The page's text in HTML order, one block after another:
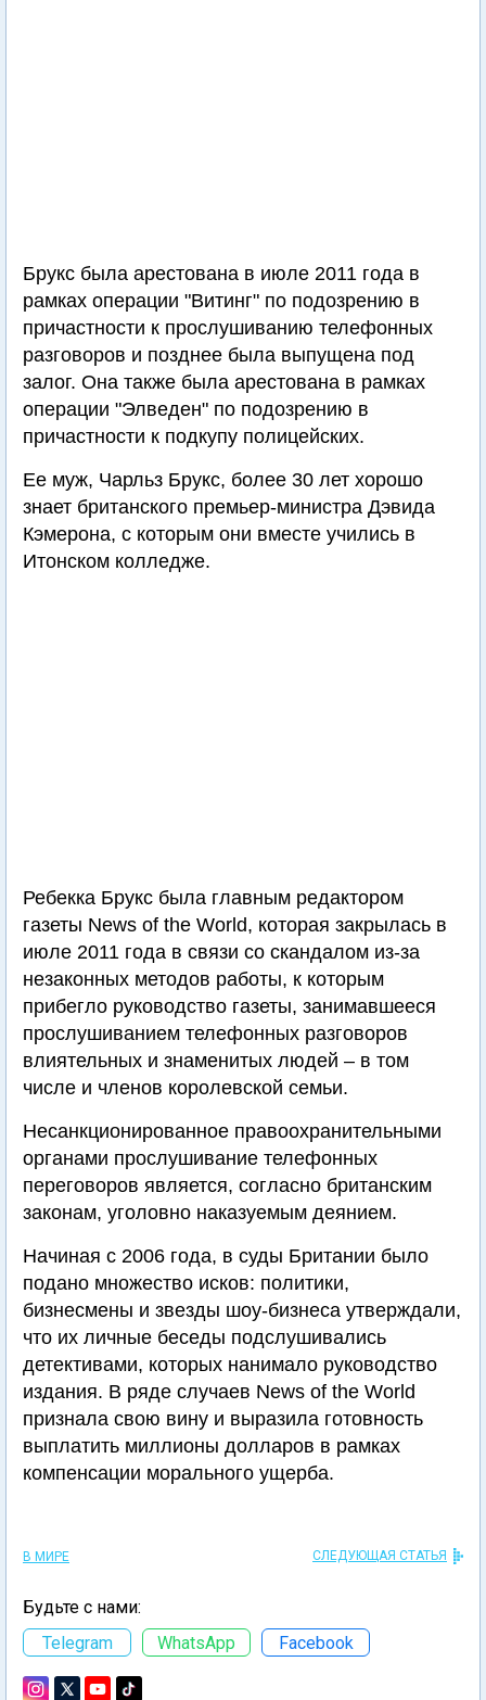
Брукс была арестована в июле 2011 года в
рамках операции "Витинг" по подозрению в
причастности к прослушиванию телефонных
разговоров и позднее была выпущена под
залог. Она также была арестована в рамках
операции "Элведен" по подозрению в
причастности к подкупу полицейских.
Ее муж, Чарльз Брукс, более 30 лет хорошо
знает британского премьер-министра Дэвида
Кэмерона, с которым они вместе учились в
Итонском колледже.
Ребекка Брукс была главным редактором
газеты News of the World, которая закрылась в
июле 2011 года в связи со скандалом из-за
незаконных методов работы, к которым
прибегло руководство газеты, занимавшееся
прослушиванием телефонных разговоров
влиятельных и знаменитых людей – в том
числе и членов королевской семьи.
Несанкционированное правоохранительными
органами прослушивание телефонных
переговоров является, согласно британским
законам, уголовно наказуемым деянием.
Начиная с 2006 года, в суды Британии было
подано множество исков: политики,
бизнесмены и звезды шоу-бизнеса утверждали,
что их личные беседы подслушивались
детективами, которых нанимало руководство
издания. В ряде случаев News of the World
признала свою вину и выразила готовность
выплатить миллионы долларов в рамках
компенсации морального ущерба.
В МИРЕ СЛЕДУЮЩАЯ СТАТЬЯ
Будьте с нами:
Telegram
WhatsApp Facebook